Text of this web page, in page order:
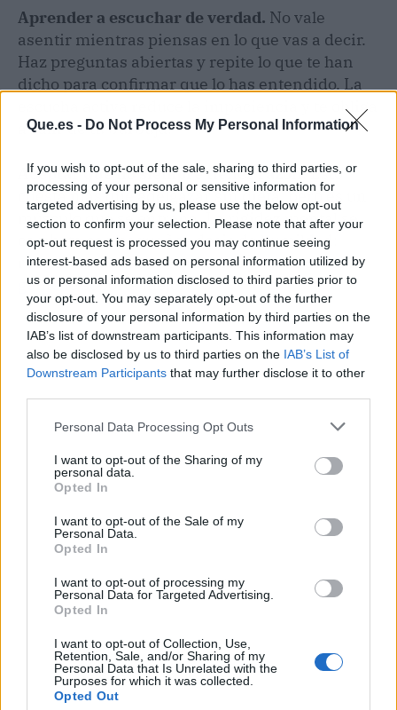
Que.es - Do Not Process My Personal Information
If you wish to opt-out of the sale, sharing to third parties, or
processing of your personal or sensitive information for
targeted advertising by us, please use the below opt-out
section to confirm your selection. Please note that after your
opt-out request is processed you may continue seeing
interest-based ads based on personal information utilized by
us or personal information disclosed to third parties prior to
your opt-out. You may separately opt-out of the further
disclosure of your personal information by third parties on the
IAB’s list of downstream participants. This information may
also be disclosed by us to third parties on the IAB’s List of
Downstream Participants that may further disclose it to other
Personal Data Processing Opt Outs
I want to opt-out of the Sharing of my
personal data.
Opted In
I want to opt-out of the Sale of my
Personal Data.
Opted In
I want to opt-out of processing my
Personal Data for Targeted Advertising.
Opted In
I want to opt-out of Collection, Use,
Retention, Sale, and/or Sharing of my
Personal Data that Is Unrelated with the
Purposes for which it was collected.
Opted Out
Aprender a escuchar de verdad. No vale
asentir mientras piensas en lo que vas a decir.
Haz preguntas abiertas y repite lo que te han
dicho para confirmar que lo has entendido. La
escucha activa reduce la impaciencia y te obliga
a salir de tu burbuja.
Aceptar que no siempre tienes razón.Esto
cuesta más que adelgazar sin dieta, pero es un
músculo que se entrena. La rigidez mental se
combate con pequeñas dosis de humildad:
reconoce cuando te equivocas y verás cómo la
gentete soporta mejor.
Publicidad